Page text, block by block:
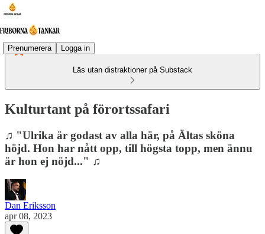
Prenumerera Logga in
Läs utan distraktioner på Substack
Kulturtant på förortssafari
♫ "Ulrika är godast av alla här, på Ältas sköna
höjd. Hon har nått opp, till högsta topp, men ännu
är hon ej nöjd..." ♫
Dan Eriksson
apr 08, 2023